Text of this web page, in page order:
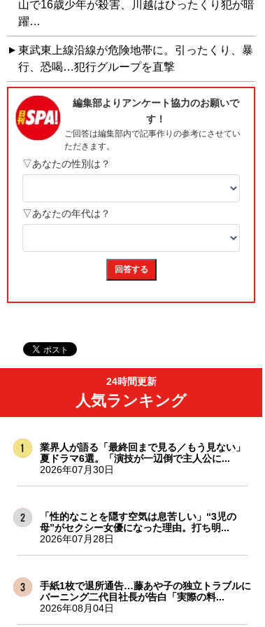
山で16歳少年が殺害、川越はひったくり犯が暗
躍…
東武東上線沿線が危険地帯に。引ったくり、暴
行、恐喝…犯行グループを直撃
24時間更新
人気ランキング
業界人が語る「最終回まで見る／もう見ない」
夏ドラマ6選。「演技が一辺倒で主人公に...
2026年07月30日
「性的なことを隠す空気は息苦しい」“3児の
母”がセクシー女優になった理由。打ち明...
2026年07月28日
手紙1枚で退所通告…藤あや子の独立トラブルに
バーニング二代目社長が告白「実際の料...
2026年08月04日